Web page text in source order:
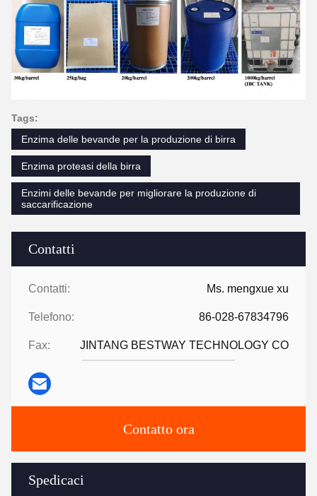
Contatti
Contatti: Ms. mengxue xu
Telefono: 86-028-67834796
Fax: JINTANG BESTWAY TECHNOLOGY CO
Contatto ora
Spedicaci
Tags:
Enzima delle bevande per la produzione di birra
Enzima proteasi della birra
Enzimi delle bevande per migliorare la produzione di
saccarificazione